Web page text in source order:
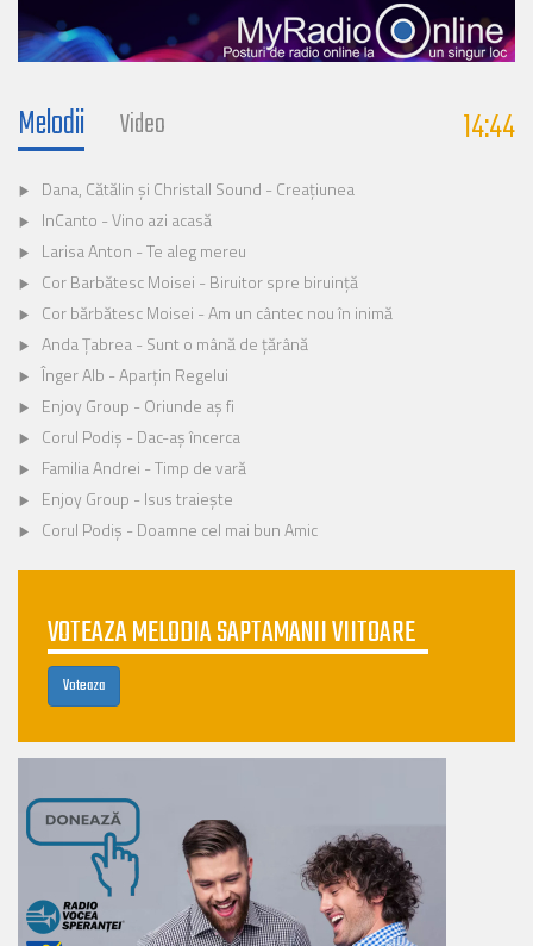
Melodii Video 14:45
Dana, Cătălin și Christall Sound - Creațiunea
InCanto - Vino azi acasă
Larisa Anton - Te aleg mereu
Cor Barbătesc Moisei - Biruitor spre biruinţă
Cor bărbătesc Moisei - Am un cântec nou în inimă
Anda Ţabrea - Sunt o mână de ţărână
Înger Alb - Aparțin Regelui
Enjoy Group - Oriunde aș fi
Corul Podiș - Dac-aș încerca
Familia Andrei - Timp de vară
Enjoy Group - Isus traiește
Corul Podiș - Doamne cel mai bun Amic
VOTEAZA MELODIA SAPTAMANII VIITOARE
Voteaza